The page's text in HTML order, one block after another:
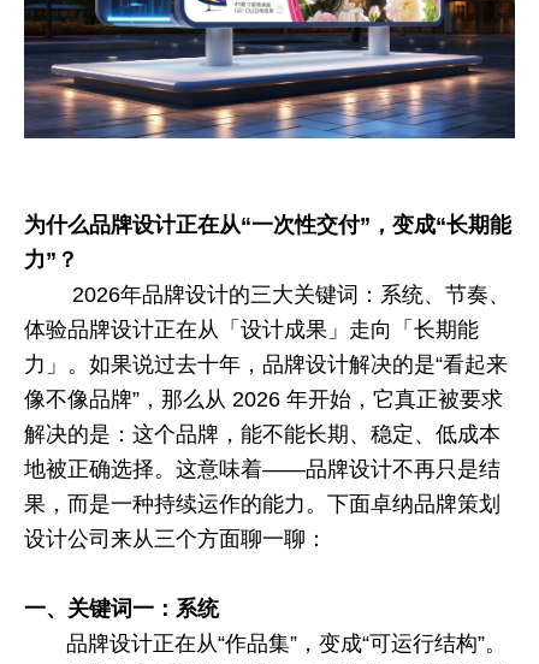
为什么品牌设计正在从“一次性交付”，变成“长期能
力”？
2026年品牌设计的三大关键词：系统、节奏、
体验品牌设计正在从「设计成果」走向「长期能
力」。如果说过去十年，品牌设计解决的是“看起来
像不像品牌”，那么从 2026 年开始，它真正被要求
解决的是：这个品牌，能不能长期、稳定、低成本
地被正确选择。这意味着——品牌设计不再只是结
果，而是一种持续运作的能力。下面卓纳品牌策划
设计公司来从三个方面聊一聊：
一、关键词一：系统
品牌设计正在从“作品集”，变成“可运行结构”。